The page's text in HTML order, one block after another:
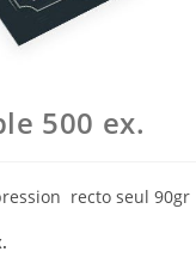
500 ex.
recto seul 90gr